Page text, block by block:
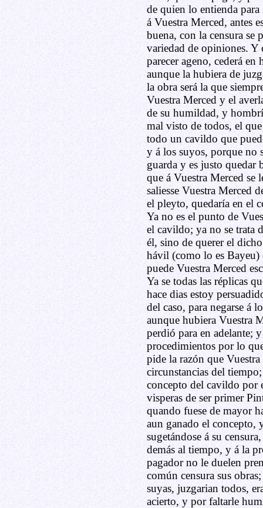
de quien lo entienda
á Vuestra Merced, antes
buena, con la censura se
variedad de opiniones. Y
parecer ageno, cederá
aunque la hubiera de
la obra será la que
Vuestra Merced y el
de su humildad, y
mal visto de todos, el
todo un cavildo que
y á los suyos, porque no
guarda y es justo quedar
que á Vuestra Merced se
saliesse Vuestra Merced
el pleyto, quedaría en el
Ya no es el punto de
el cavildo; ya no se trata
él, sino de querer el
hávil (como lo es Bayeu)
puede Vuestra Merced
Ya se todas las réplicas
hace dias estoy
del caso, para negarse á
aunque hubiera Vuestra
perdió para en adelante;
procedimientos por lo
pide la razón que
circunstancias del
concepto del cavildo por
visperas de ser primer
quando fuese de mayor
aun ganado el concepto,
sugetándose á su
demás al tiempo, y á la
pagador no le duelen
común censura sus
suyas, juzgarian todos,
acierto, y por faltarle